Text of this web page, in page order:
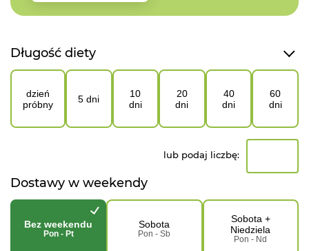
Długość diety
dzień
próbny
5 dni
10
dni
20
dni
40
dni
60
dni
lub podaj liczbę:
Dostawy w weekendy
Bez weekendu
Pon - Pt
Sobota
Pon - Sb
Sobota +
Niedziela
Pon - Nd